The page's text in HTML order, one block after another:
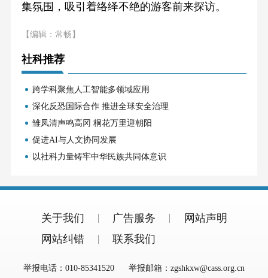
集氛围，吸引着络绎不绝的游客前来探访。
【编辑：常畅】
社科推荐
跨学科聚焦人工智能多领域应用
深化反恐国际合作 推进全球安全治理
雏凤清声鸣高冈 桐花万里迎朝阳
促进AI与人文协同发展
以社科力量铸牢中华民族共同体意识
关于我们 广告服务
网站声明
网站纠错
联系我们
举报电话：010-85341520 举报邮箱：zgshkxw@cass.org.cn